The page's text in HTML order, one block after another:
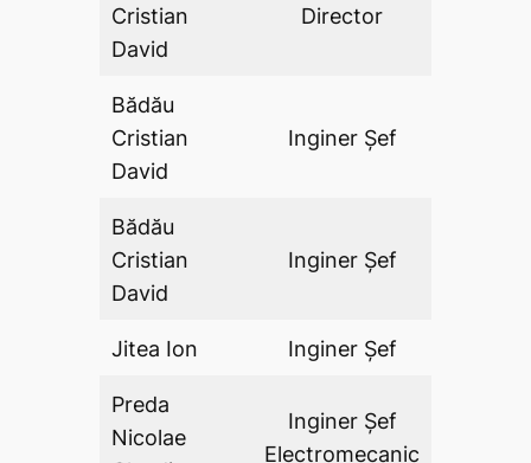
Cristian
David
Director
Bădău
Cristian
David
Inginer Şef
Bădău
Cristian
David
Inginer Şef
Jitea Ion Inginer Şef
Preda
Nicolae
Inginer Şef
Electromecanic